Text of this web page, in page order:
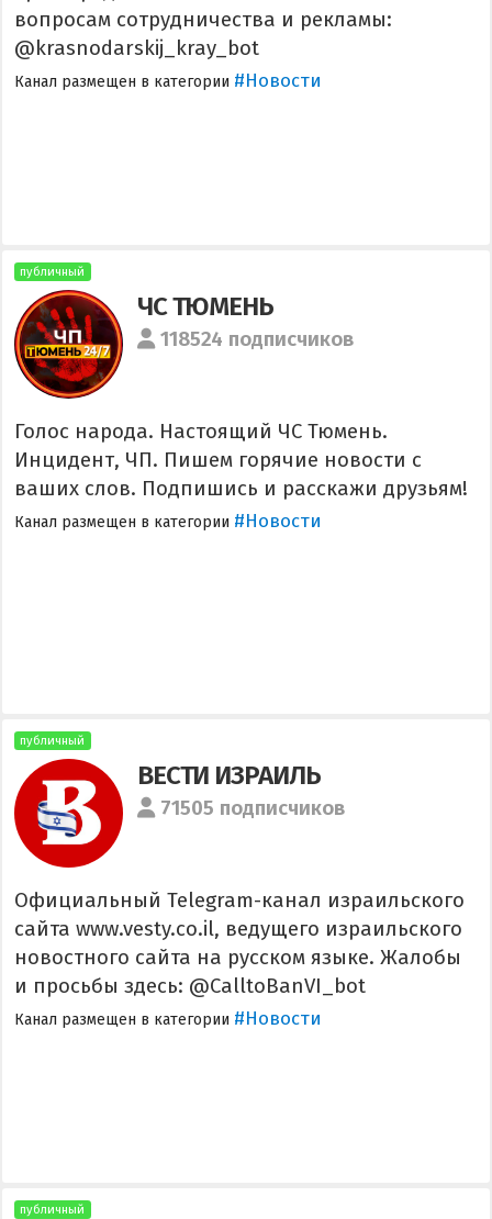
вопросам сотрудничества и рекламы:
@krasnodarskij_kray_bot
Канал размещен в категории #Новости
публичный
ЧС ТЮМЕНЬ
118524 подписчиков
Голос народа. Настоящий ЧС Тюмень.
Инцидент, ЧП. Пишем горячие новости с
ваших слов. Подпишись и расскажи друзьям!
Канал размещен в категории #Новости
публичный
ВЕСТИ ИЗРАИЛЬ
71505 подписчиков
Официальный Telegram-канал израильского
сайта www.vesty.co.il, ведущего израильского
новостного сайта на русском языке. Жалобы
и просьбы здесь: @CalltoBanVI_bot
Канал размещен в категории #Новости
публичный